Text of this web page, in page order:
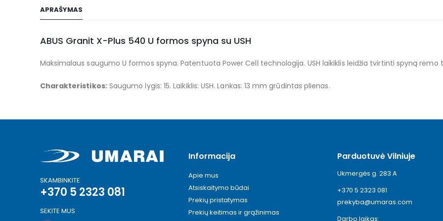
the
of
images
APRAŠYMAS
ABUS Granit X-Plus 540 U formos spyna su USH
Maksimalaus saugumo U formos spyna. Patentuota Power Cell technologija. USH laikiklis leidžia tvirtinti spyną
Charakteristikos:Saugumo lygis: 15. Laikiklis: USH. Lankas: 13 mm grūdintas plienas.
SKAMBINKITE
+370 5 2323 081
SEKITE MUS
Informacija
Apie mus
Atsiskaitymo būdai
Prekių pristatymas
Prekių keitimas ir grąžinimas
Parduotuvė Vilniuje
Ukmergės g. 283 A
+370 5 2323 081
prekyba@umaras.com
Darbo laikas: